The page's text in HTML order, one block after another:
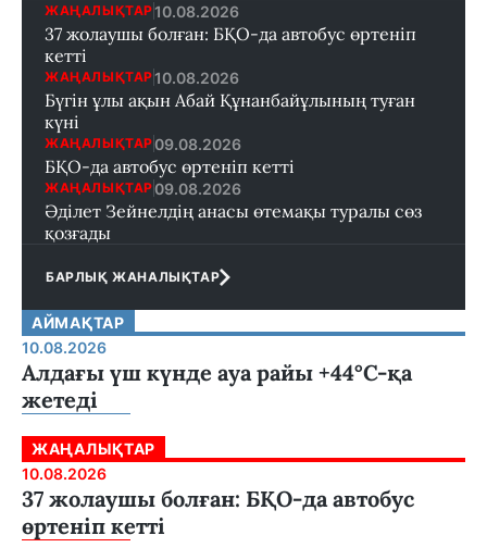
ЖАҢАЛЫҚТАР10.08.2026
37 жолаушы болған: БҚО-да автобус өртеніп
кетті
ЖАҢАЛЫҚТАР10.08.2026
Бүгін ұлы ақын Абай Құнанбайұлының туған
күні
ЖАҢАЛЫҚТАР 09.08.2026
БҚО-да автобус өртеніп кетті
ЖАҢАЛЫҚТАР 09.08.2026
Әділет Зейнелдің анасы өтемақы туралы сөз
қозғады
БАРЛЫҚ ЖАНАЛЫҚТАР
АЙМАҚТАР
10.08.2026
Алдағы үш күнде ауа райы +44°С-қа
жетеді
ЖАҢАЛЫҚТАР
10.08.2026
37 жолаушы болған: БҚО-да автобус
өртеніп кетті